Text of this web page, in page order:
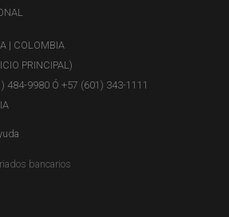
| COLOMBIA
PRINCIPAL)
484-9980 Ó +57 (601) 343-1111
bancarios